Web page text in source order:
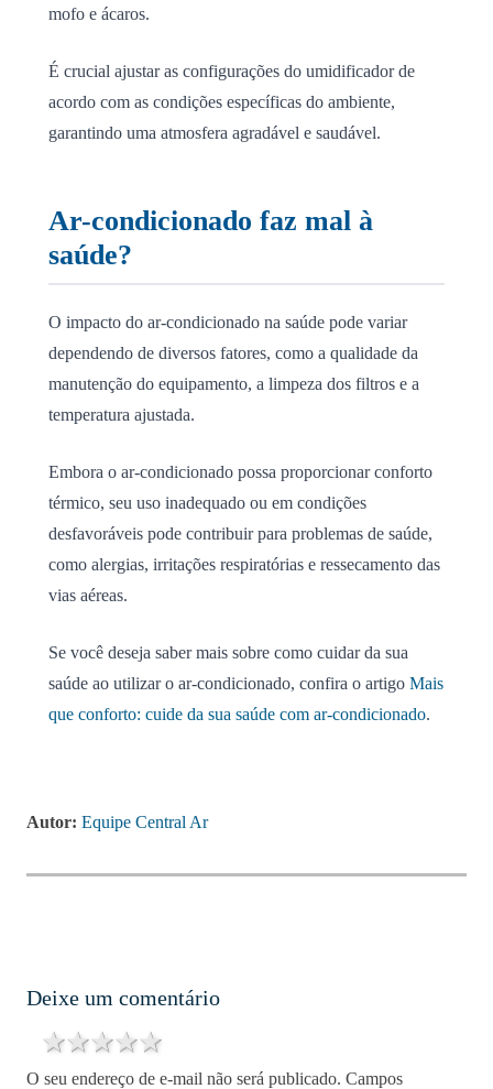
mofo e ácaros.
É crucial ajustar as configurações do umidificador de
acordo com as condições específicas do ambiente,
garantindo uma atmosfera agradável e saudável.
Ar-condicionado faz mal à
saúde?
O impacto do ar-condicionado na saúde pode variar
dependendo de diversos fatores, como a qualidade da
manutenção do equipamento, a limpeza dos filtros e a
temperatura ajustada.
Embora o ar-condicionado possa proporcionar conforto
térmico, seu uso inadequado ou em condições
desfavoráveis pode contribuir para problemas de saúde,
como alergias, irritações respiratórias e ressecamento das
vias aéreas.
Se você deseja saber mais sobre como cuidar da sua
saúde ao utilizar o ar-condicionado, confira o artigo Mais
que conforto: cuide da sua saúde com ar-condicionado.
Autor: Equipe Central Ar
Deixe um comentário
4 stars
3 stars
2 stars
1 star
O seu endereço de e-mail não será publicado. Campos